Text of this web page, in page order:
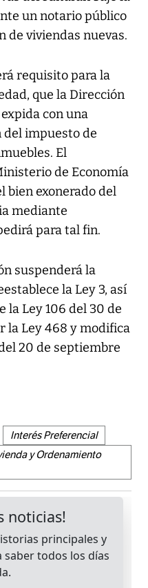
un notario público
de viviendas nuevas.
requisito para la
que la Dirección
con una
impuesto de
El
de Economía
bien exonerado del
mediante
para tal fin.
suspenderá la
la Ley 3, así
la Ley 106 del 30 de
la Ley 468 y modifica
20 de septiembre
Interés Preferencial
y Ordenamiento